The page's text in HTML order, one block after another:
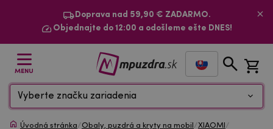
Doprava nad 59,90 € ZADARMO.
Objednajte do 12:00 a odošleme ešte DNES!
MENU
Vyberte značku zariadenia
Úvodná stránka/Obaly, puzdrá a kryty na mobil /XIAOMI /